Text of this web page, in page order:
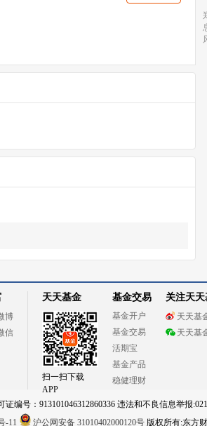
博
信
天天基金
扫一扫下载
APP
基金交易
基金开户
基金交易
活期宝
基金产品
稳健理财
关注天
天天基
天天基
编号：913101046312860336 违法和不良信息举报
-11 沪公网安备 31010402000120号版权所有:东方